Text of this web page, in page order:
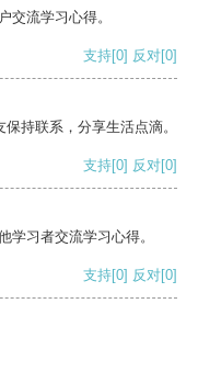
交流学习心得。
支持[0] 反对[0]
持联系，分享生活点滴。
支持[0] 反对[0]
学习者交流学习心得。
支持[0] 反对[0]